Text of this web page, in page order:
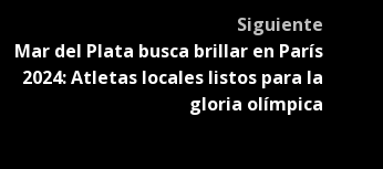
Siguiente
Mar del Plata busca brillar en París
2024: Atletas locales listos para la
gloria olímpica